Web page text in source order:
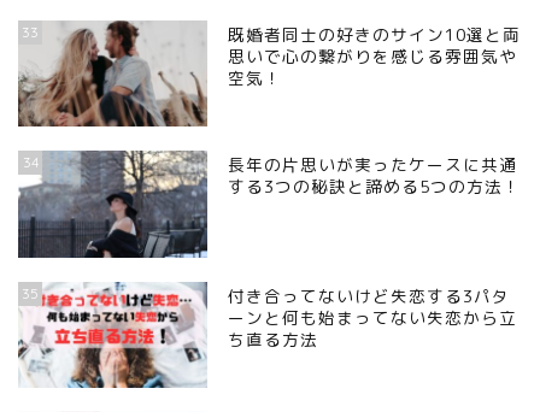
33
既婚者同士の好きのサイン10選と両
思いで心の繋がりを感じる雰囲気や
空気！
34
長年の片思いが実ったケースに共通
する3つの秘訣と諦める5つの方法！
35
付き合ってないけど失恋する3パタ
ーンと何も始まってない失恋から立
ち直る方法